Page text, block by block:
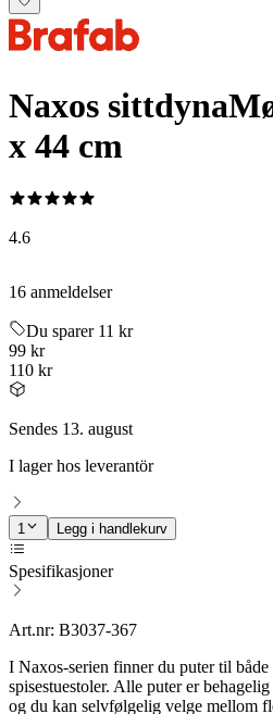
Naxos sittdyna
x 44 cm
4.6
16 anmeldelser
Du sparer 11 kr
99 kr
110 kr
Sendes 13. august
I lager hos leverantör
1 Legg i handlekurv
Spesifikasjoner
Art.nr: B3037-367
I Naxos-serien finner du puter til
spisestuestoler. Alle puter er
og du kan selvfølgelig velge mellom